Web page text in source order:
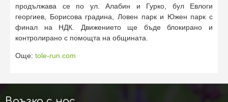
продължава се по ул. Алабин и Гурко, бул Евлоги
георгиев, Борисова градина, Ловен парк и Южен парк с
финал на НДК. Движението ще бъде блокирано и
контролирано с помощта на общината.
Още: tole-run.com